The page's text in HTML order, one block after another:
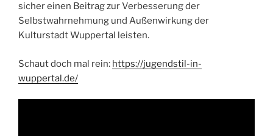
sicher einen Beitrag zur Verbesserung der
Selbstwahrnehmung und Außenwirkung der
Kulturstadt Wuppertal leisten.
Schaut doch mal rein: https://jugendstil-in-
wuppertal.de/